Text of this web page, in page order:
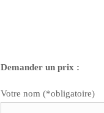
Demander un prix :
Votre nom (*obligatoire)